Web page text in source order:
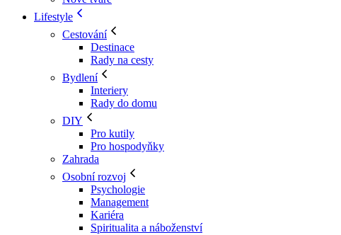
Lifestyle
Cestování
Destinace
Rady na cesty
Bydlení
Interiery
Rady do domu
DIY
Pro kutily
Pro hospodyňky
Zahrada
Osobní rozvoj
Psychologie
Management
Kariéra
Spiritualita a náboženství